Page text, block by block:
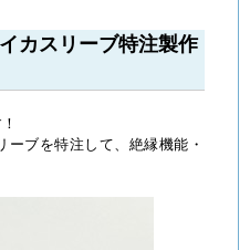
カスリーブ特注製作
ブを特注して、絶縁機能・